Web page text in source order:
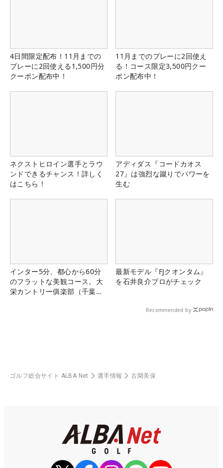
4日間限定配布！11月までの
プレーに2回使える1,500円分
クーポン配布中！
11月までのプレーに2回使え
る！コース限定3,500円クー
ポン配布中！
ネクストヒロイン選手とラウ
ンドできるチャンス！詳しく
はこちら！
アディダス『コードカオス
27』は強烈な蹴りでパワーを
生む
インター5分、都心から60分
のフラットな美観コース。大
栄カントリー俱楽部（千葉
最新モデル『FJクオンタム』
を石井良介プロがチェック
Recommended by
ゴルフ総合サイト ALBA Net 選手情報 古閑美保